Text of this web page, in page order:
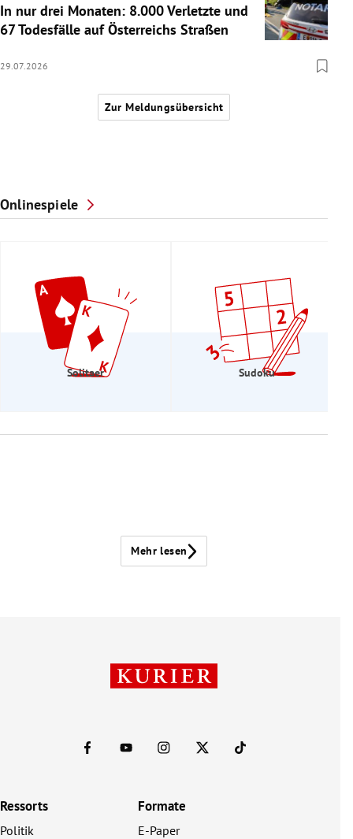
In nur drei Monaten: 8.000 Verletzte und
67 Todesfälle auf Österreichs Straßen
29.07.2026
Zur Meldungsübersicht
Onlinespiele
Solitaer Sudoku
Mehr lesen
Ressorts
Politik
Formate
E-Paper